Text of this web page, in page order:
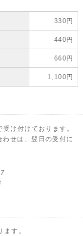
330円
440円
660円
1,100円
け付けております。
せは、翌日の受付に
す。